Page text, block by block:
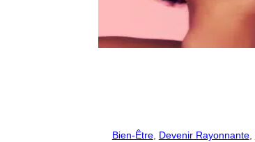
Bien-Être, Devenir Rayonnante,